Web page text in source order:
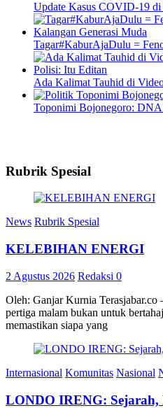
Update Kasus COVID-19
Tagar#KaburAjaDulu =
Ada Kalimat Tauhid di
Toponimi Bojonegoro: DNA
Rubrik Spesial
News Rubrik Spesial
KELEBIHAN ENERGI
2 Agustus 2026 Redaksi 0
Oleh: Ganjar Kurnia Terasjabar.co
pertiga malam bukan untuk
memastikan siapa yang
Internasional Komunitas Nasional
LONDO IRENG: Sejarah,